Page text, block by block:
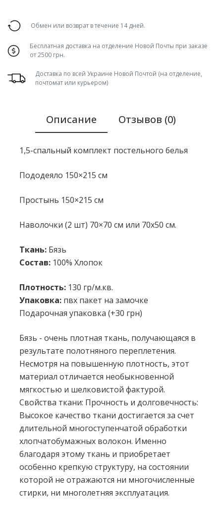
Обмен или возврат в течение 14 дней.
Бесплатная доставка на отделение Новой Почты при заказе
от 2500 грн.
Доставка по всей Украине Новой Почтой (на отделение,
почтомат или курьером)
Описание Отзывов (0)
1,5-спальный комплект постельного белья
Пододеяло 150×215 см
Простынь 150×215 см
Наволочки (2 шт) 70×70 см или 70х50 см.
Ткань: Бязь
Состав: 100% Хлопок
Плотность: 130 гр/м.кв.
Упаковка: пвх пакет на замочке
Подарочная упаковка (+30 грн)
Бязь - очень плотная ткань, получающаяся в
результате полотняного переплетения.
Несмотря на повышенную плотность, этот
материал отличается необыкновенной
мягкостью и шелковистой фактурой.
Свойства ткани: Прочность и долговечность:
Высокое качество ткани достигается за счет
длительной многоступенчатой обработки
хлопчатобумажных волокон. Именно
благодаря этому ткань и приобретает
особенно крепкую структуру, на состоянии
которой не отражаются ни многочисленные
стирки, ни многолетняя эксплуатация.